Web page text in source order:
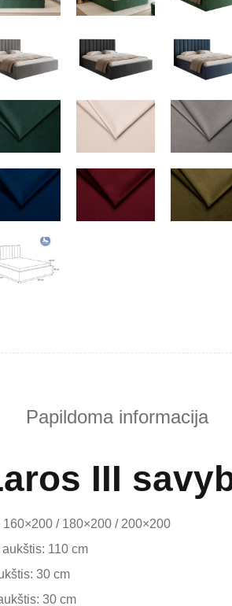
Papildoma informacija
III
/ 180×200 / 200×200
110 cm
30 cm
30 cm